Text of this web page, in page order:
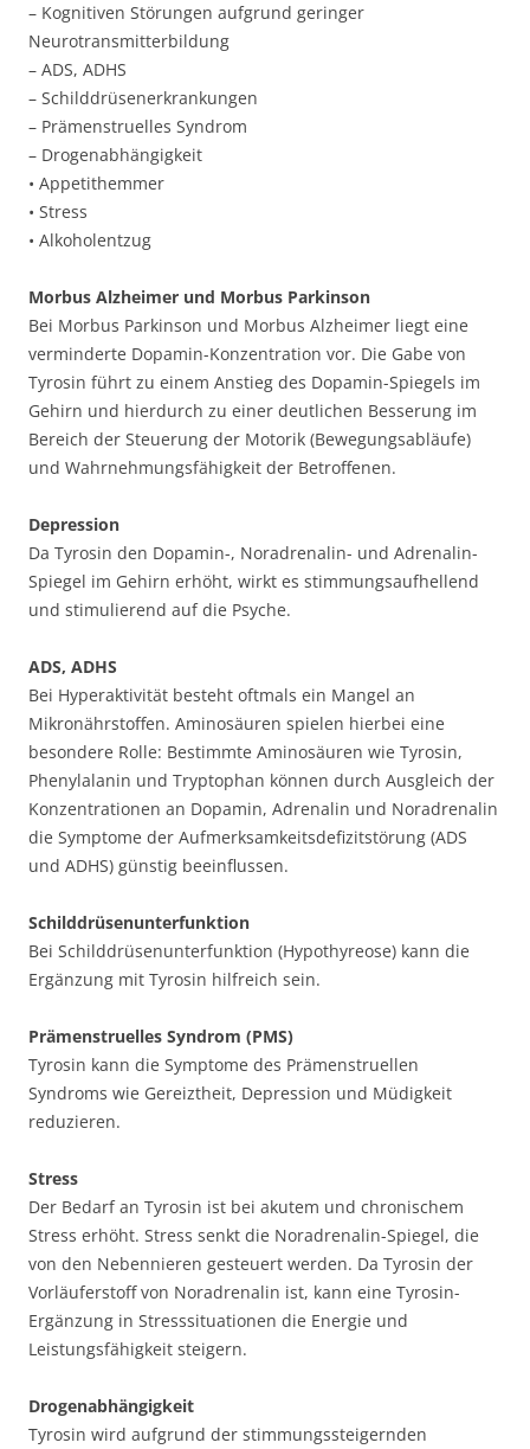
– Kognitiven Störungen aufgrund geringer
Neurotransmitterbildung
– ADS, ADHS
– Schilddrüsenerkrankungen
– Prämenstruelles Syndrom
– Drogenabhängigkeit
• Appetithemmer
• Stress
• Alkoholentzug
Morbus Alzheimer und Morbus Parkinson
Bei Morbus Parkinson und Morbus Alzheimer liegt eine
verminderte Dopamin-Konzentration vor. Die Gabe von
Tyrosin führt zu einem Anstieg des Dopamin-Spiegels im
Gehirn und hierdurch zu einer deutlichen Besserung im
Bereich der Steuerung der Motorik (Bewegungsabläufe)
und Wahrnehmungsfähigkeit der Betroffenen.
Depression
Da Tyrosin den Dopamin-, Noradrenalin- und Adrenalin-
Spiegel im Gehirn erhöht, wirkt es stimmungsaufhellend
und stimulierend auf die Psyche.
ADS, ADHS
Bei Hyperaktivität besteht oftmals ein Mangel an
Mikronährstoffen. Aminosäuren spielen hierbei eine
besondere Rolle: Bestimmte Aminosäuren wie Tyrosin,
Phenylalanin und Tryptophan können durch Ausgleich der
Konzentrationen an Dopamin, Adrenalin und Noradrenalin
die Symptome der Aufmerksamkeitsdefizitstörung (ADS
und ADHS) günstig beeinflussen.
Schilddrüsenunterfunktion
Bei Schilddrüsenunterfunktion (Hypothyreose) kann die
Ergänzung mit Tyrosin hilfreich sein.
Prämenstruelles Syndrom (PMS)
Tyrosin kann die Symptome des Prämenstruellen
Syndroms wie Gereiztheit, Depression und Müdigkeit
reduzieren.
Stress
Der Bedarf an Tyrosin ist bei akutem und chronischem
Stress erhöht. Stress senkt die Noradrenalin-Spiegel, die
von den Nebennieren gesteuert werden. Da Tyrosin der
Vorläuferstoff von Noradrenalin ist, kann eine Tyrosin-
Ergänzung in Stresssituationen die Energie und
Leistungsfähigkeit steigern.
Drogenabhängigkeit
Tyrosin wird aufgrund der stimmungssteigernden